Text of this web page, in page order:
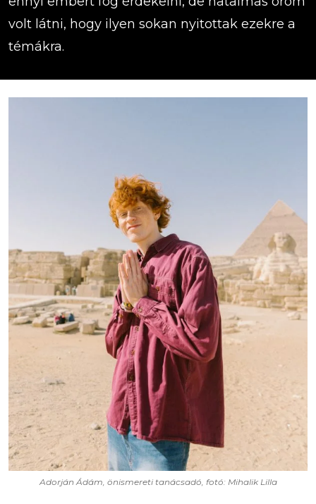
volt látni, hogy ilyen sokan nyitottak ezekre a
témákra.
Adorján Ádám, önismereti tanácsadó, fotó: Mihalik Lilla